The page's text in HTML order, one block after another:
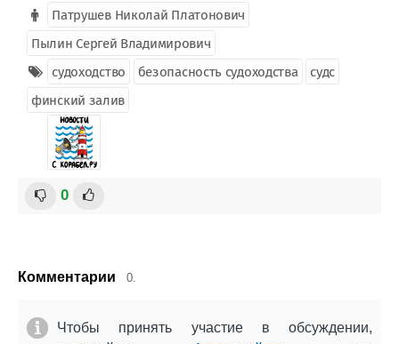
Патрушев Николай Платонович
Пылин Сергей Владимирович
судоходство
безопасность судоходства
судс
финский залив
0
Комментарии 0.
Чтобы принять участие в обсуждении,